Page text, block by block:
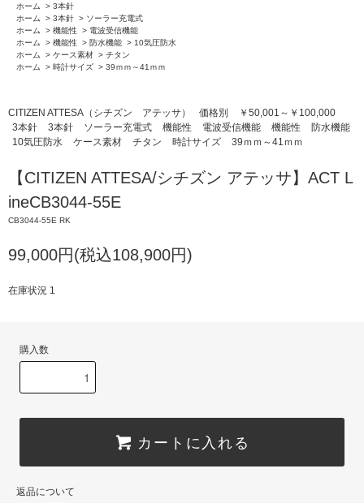
ホーム
> 3本針
ホーム
> 3本針 > ソーラー充電式
ホーム
> 機能性 > 電波受信機能
ホーム
> 機能性 > 防水機能 > 10気圧防水
ホーム
> ケース素材 > チタン
ホーム
> 時計サイズ > 39ｍｍ～41ｍｍ
CITIZEN ATTESA（シチズン アテッサ） 価格別
￥50,001～￥100,000
3本針
3本針 ソーラー充電式 機能性 電波受信機能 機能性
防水機能
10気圧防水
ケース素材 チタン 時計サイズ 39ｍｍ～41ｍｍ
【CITIZEN ATTESA/シチズン アテッサ】ACT L
ineCB3044-55E
CB3044-55E RK
99,000円(税込108,900円)
在庫状況 1
購入数
カートに入れる
返品について